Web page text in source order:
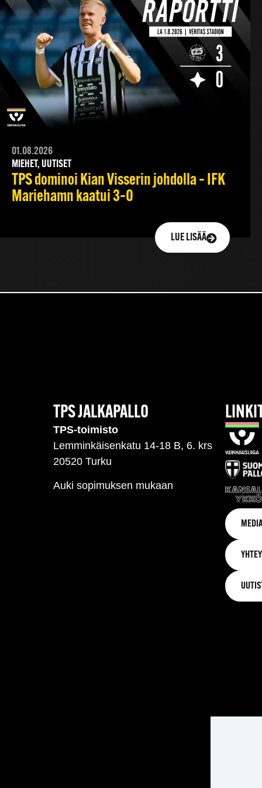
01.08.2026
MIEHET, UUTISET
TPS dominoi Kian Visserin johdolla – IFK
Mariehamn kaatui 3–0
LUE LISÄÄ
TPS JALKAPALLO
TPS-toimisto
Lemminkäisenkatu 14-18 B, 6. krs
20520 Turku
Auki sopimuksen mukaan